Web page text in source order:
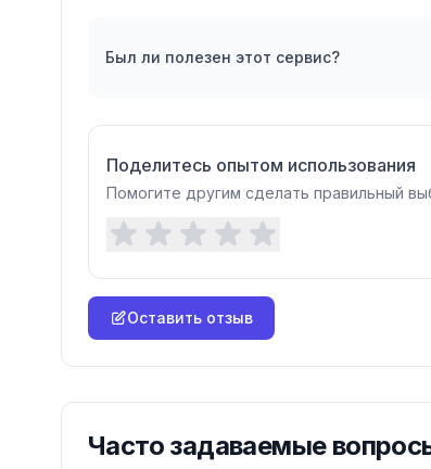
Был ли полезен этот сервис?
Поделитесь опытом использования
Помогите другим сделать правильный
Оставить отзыв
Часто задаваемые